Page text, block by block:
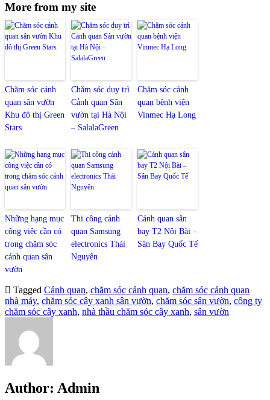
More from my site
Chăm sóc cảnh
quan sân vườn
Khu đô thị Green
Stars
Chăm sóc duy trì
Cảnh quan Sân
vườn tại Hà Nội
– SalalaGreen
Chăm sóc cảnh
quan bệnh viện
Vinmec Hạ Long
Những hạng mục
công việc cần có
trong chăm sóc
cảnh quan sân
vườn
Thi công cảnh
quan Samsung
electronics Thái
Nguyên
Cảnh quan sân
bay T2 Nội Bài –
Sân Bay Quốc Tế
Tagged Cảnh quan, chăm sóc cảnh quan, chăm sóc cảnh quan
nhà máy, chăm sóc cây xanh sân vườn, chăm sóc sân vườn, công ty
chăm sóc cây xanh, nhà thầu chăm sóc cây xanh, sân vườn
Author: Admin